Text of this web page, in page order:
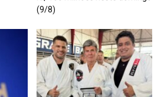
(9/8)